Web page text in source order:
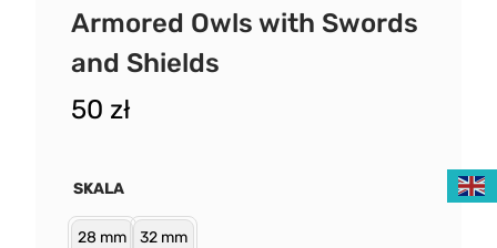
Armored Owls with Swords
and Shields
50 zł
SKALA
28 mm 32 mm